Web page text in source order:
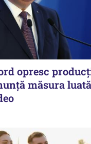
opresc
măsura